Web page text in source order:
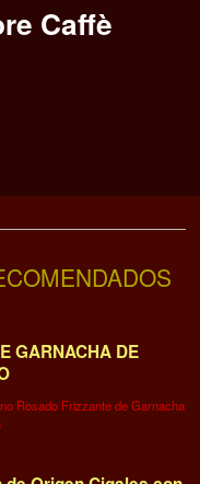
Caffè
GARNACHA DE
Rosado Frizzante de Garnacha